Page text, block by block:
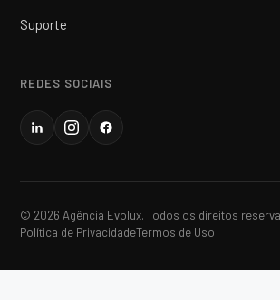
Suporte
REDES SOCIAIS
© 2026 Agência Evolux. Todos os direitos
Política de PrivacidadeTermos de Uso